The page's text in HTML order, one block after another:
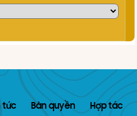
tức Bản quyền Hợp tác